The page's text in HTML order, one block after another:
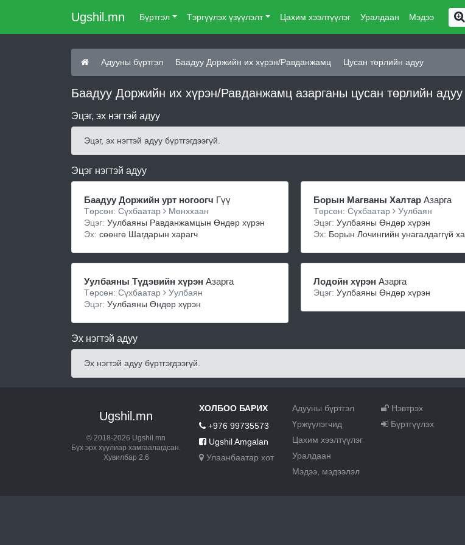
Ugshil.mn Бүртгэл Тэргүүлэх үзүүлэлт Цахим хээлтүүлэг Уралдаан Мэдээ
Адууны бүртгэл Баадуу Доржийн их хүрэн/Равданжамц Цусан төрлийн адуу
Баадуу Доржийн их хүрэн/Равданжамц азарганы цусан төрлийн адуу
Эцэг, эх нэгтэй адуу
Эцэг, эх нэгтэй адуу бүртгэгдээгүй.
Эцэг нэгтэй адуу
Баадуу Доржийн урт ногоогч Гүү
Төрсөн: Сүхбаатар
Мөнххаан
Эцэг: Уулбаяны Равданжамцын Өндөр хүрэн
Эх: сөөнгө Шагдарын харагч
Уулбаяны Түдэвийн хүрэн Азарга
Төрсөн: Сүхбаатар
Уулбаян
Эцэг: Уулбаяны Өндөр хүрэн
Борын Магваны ХалтарАзарга
Төрсөн: Сүхбаатар Уулбаян
Эцэг: Уулбаяны Өндөр хүрэн
Эх: Борын Лочингийн унагалдаггүй
Лодойн хүрэн Азарга
Эцэг: Уулбаяны Өндөр хүрэн
Эх нэгтэй адуу
Эх нэгтэй адуу бүртгэгдээгүй.
Ugshil.mn
© 2018-2026 Ugshil.mn
Бүх эрх хуулиар хамгаалагдсан.
Хувилбар 2.6
ХОЛБОО БАРИХ
+976 99735573
Ugshil Amgalan
Улаанбаатар хот
Адууны бүртгэл
Үржүүлэгчид
Цахим хээлтүүлэг
Уралдаан
Мэдээ, мэдээлэл
Нэвтрэх
Бүртгүүлэх